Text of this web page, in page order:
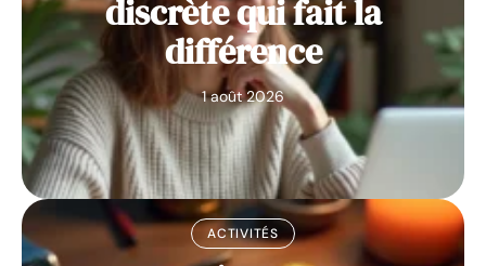
discrète qui fait la
différence
1 août 2026
ACTIVITÉS